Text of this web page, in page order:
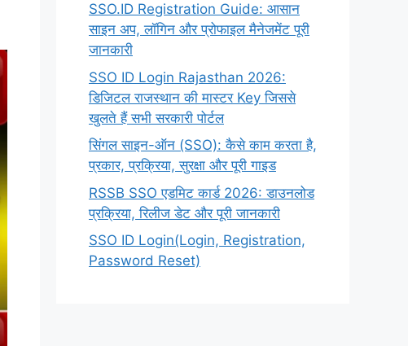
SSO.ID Registration Guide: आसान
साइन अप, लॉगिन और प्रोफाइल मैनेजमेंट पूरी
जानकारी
SSO ID Login Rajasthan 2026:
डिजिटल राजस्थान की मास्टर Key जिससे
खुलते हैं सभी सरकारी पोर्टल
सिंगल साइन-ऑन (SSO): कैसे काम करता है,
प्रकार, प्रक्रिया, सुरक्षा और पूरी गाइड
RSSB SSO एडमिट कार्ड 2026: डाउनलोड
प्रक्रिया, रिलीज डेट और पूरी जानकारी
SSO ID Login(Login, Registration,
Password Reset)